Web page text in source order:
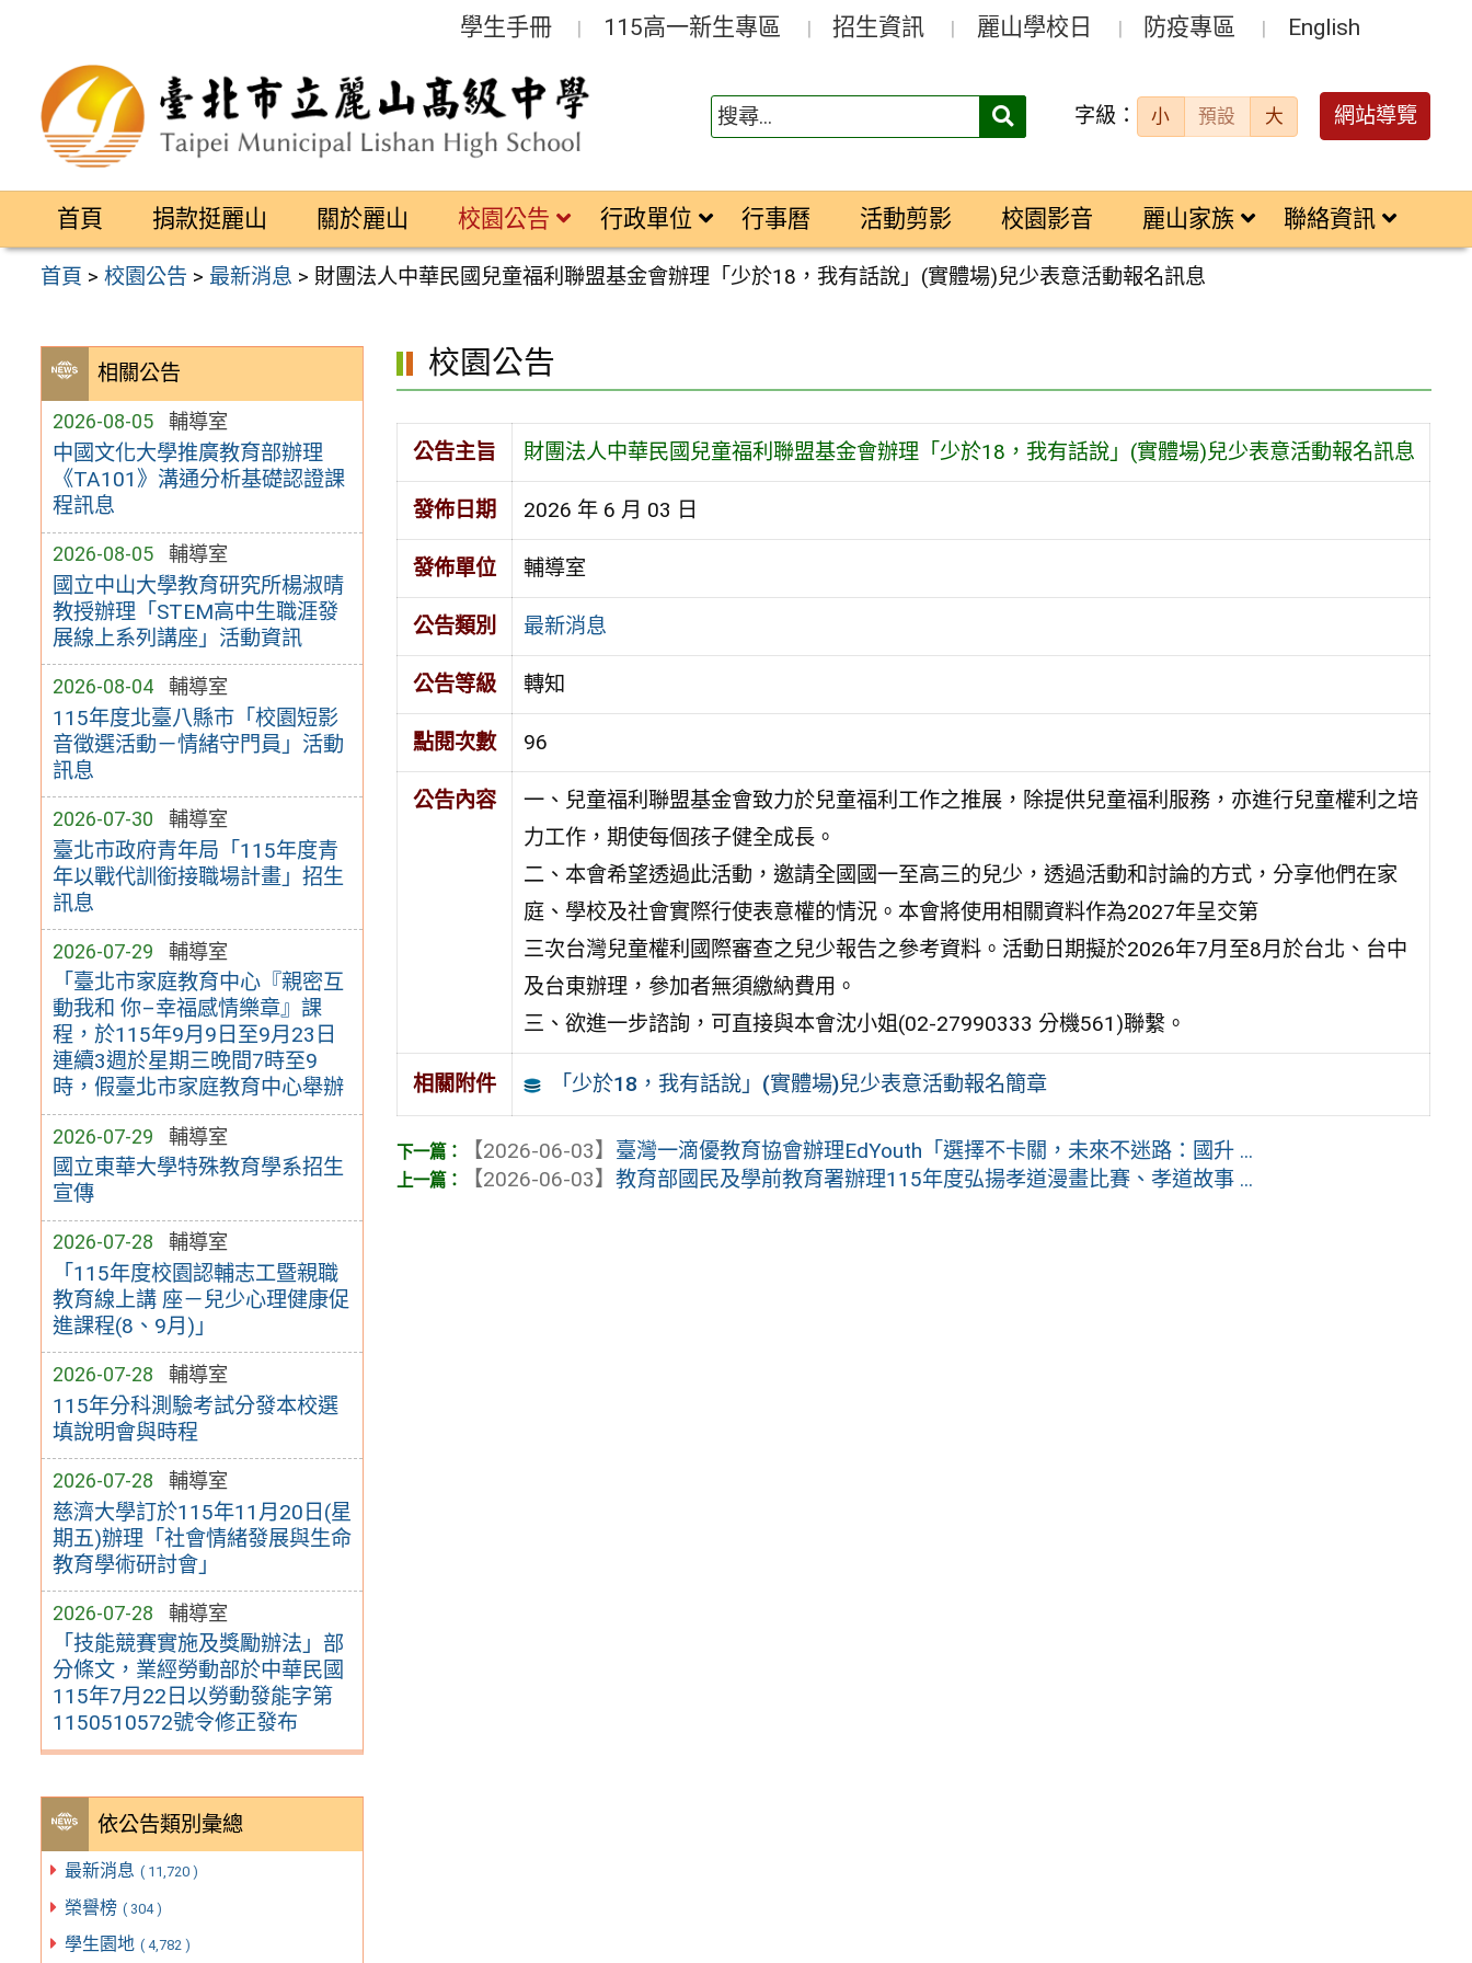
區
學生手冊 115高一新生專區 招生資訊 麗山學校日 防疫專區 English
搜
字級： 小 預設 大 網站導覽
首頁 捐款挺麗山 關於麗山 校園公告 行政單位 行事曆 活動剪影 校園影音 麗山家族 聯絡資訊
首頁 >校園公告 > 最新消息 > 財團法人中華民國兒童福利聯盟基金會辦理「少於18，我有話說」(實體場)兒少表意活動報名訊息
相關公告
2026-08-05 輔導室
中國文化大學推廣教育部辦理
《TA101》溝通分析基礎認證課
程訊息
2026-08-05 輔導室
國立中山大學教育研究所楊淑晴
教授辦理「STEM高中生職涯發
展線上系列講座」活動資訊
2026-08-04 輔導室
115年度北臺八縣市「校園短影
音徵選活動－情緒守門員」活動
訊息
2026-07-30 輔導室
臺北市政府青年局「115年度青
年以戰代訓銜接職場計畫」招生
訊息
2026-07-29 輔導室
「臺北市家庭教育中心『親密互
動我和 你–幸福感情樂章』課
程，於115年9月9日至9月23日
連續3週於星期三晚間7時至9
時，假臺北市家庭教育中心舉辦
2026-07-29 輔導室
國立東華大學特殊教育學系招生
宣傳
2026-07-28 輔導室
「115年度校園認輔志工暨親職
教育線上講 座－兒少心理健康促
進課程(8、9月)」
2026-07-28 輔導室
115年分科測驗考試分發本校選
填說明會與時程
2026-07-28 輔導室
慈濟大學訂於115年11月20日(星
期五)辦理「社會情緒發展與生命
教育學術研討會」
2026-07-28 輔導室
「技能競賽實施及獎勵辦法」部
分條文，業經勞動部於中華民國
115年7月22日以勞動發能字第
1150510572號令修正發布
依公告類別彙總
最新消息 ( 11,720 )
榮譽榜 ( 304 )
學生園地 ( 4,782 )
校園公告
公告主旨 財團法人中華民國兒童福利聯盟基金會辦理「少於18，我有話說」(實體場)兒少表意活動報名訊息
發佈日期 2026 年 6 月 03 日
發佈單位 輔導室
公告類別 最新消息
公告等級 轉知
點閱次數 96
公告內容
一、兒童福利聯盟基金會致力於兒童福利工作之推展，除提供兒童福利服務，亦進行兒童權利之培
力工作，期使每個孩子健全成長。
二、本會希望透過此活動，邀請全國國一至高三的兒少，透過活動和討論的方式，分享他們在家
庭、學校及社會實際行使表意權的情況。本會將使用相關資料作為2027年呈交第
三次台灣兒童權利國際審查之兒少報告之參考資料。活動日期擬於2026年7月至8月於台北、台中
及台東辦理，參加者無須繳納費用。
三、欲進一步諮詢，可直接與本會沈小姐(02-27990333 分機561)聯繫。
相關附件 「少於18，我有話說」(實體場)兒少表意活動報名簡章
【2026-06-03】 臺灣一滴優教育協會辦理EdYouth「選擇不卡關，未來不迷路：國升 ...
【2026-06-03】教育部國民及學前教育署辦理115年度弘揚孝道漫畫比賽、孝道故事 ...